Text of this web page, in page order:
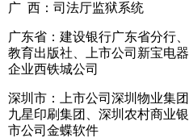
广 西：司法厅监狱系统
广东省：建设银行广东省分行
教育出版社、上市公司新宝电
企业西铁城公司
深圳市：上市公司深圳物业集
九星印刷集团、深圳农村商业
市公司金蝶软件